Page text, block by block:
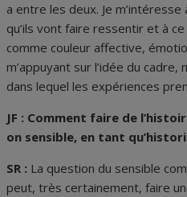
a entre les deux. Je
qu’ils vont faire ressentir et à
comme couleur affective,
m’appuyant sur l’idée du
dans lequel les expériences
JF : Comment faire de
on sensible, en tant
SR : La question du sensible
peut, très certainement, faire